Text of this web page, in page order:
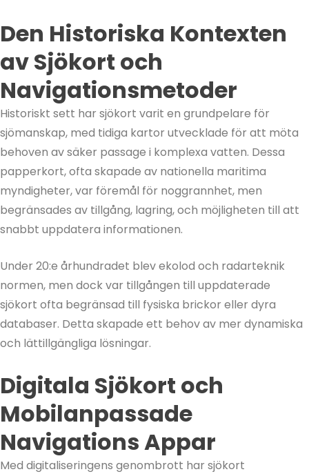
Den Historiska Kontexten
av Sjökort och
Navigationsmetoder
Historiskt sett har sjökort varit en grundpelare för
sjömanskap, med tidiga kartor utvecklade för att möta
behoven av säker passage i komplexa vatten. Dessa
papperkort, ofta skapade av nationella maritima
myndigheter, var föremål för noggrannhet, men
begränsades av tillgång, lagring, och möjligheten till att
snabbt uppdatera informationen.
Under 20:e århundradet blev ekolod och radarteknik
normen, men dock var tillgången till uppdaterade
sjökort ofta begränsad till fysiska brickor eller dyra
databaser. Detta skapade ett behov av mer dynamiska
och lättillgängliga lösningar.
Digitala Sjökort och
Mobilanpassade
Navigations Appar
Med digitaliseringens genombrott har sjökort